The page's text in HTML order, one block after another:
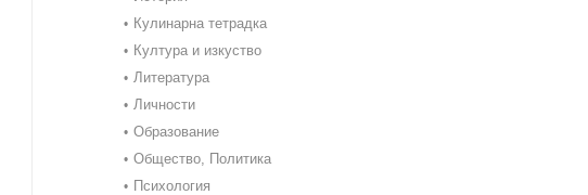
Кулинарна тетрадка
Култура и изкуство
Литература
Личности
Образование
Общество, Политика
Психология